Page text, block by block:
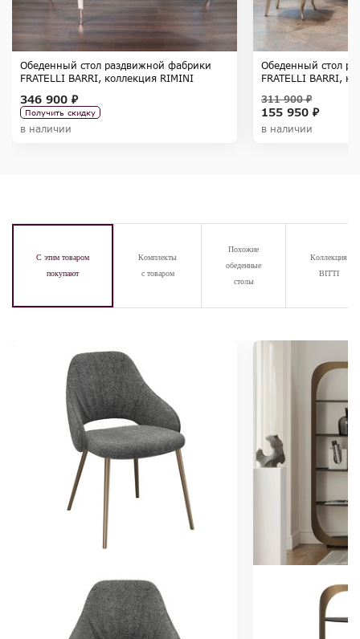
Обеденный стол раздвижной фабрики
FRATELLI BARRI, коллекция RIMINI
346 900 ₽
Получить скидку
в наличии
Обеденный стол
FRATELLI BARRI,
155 950 ₽
311 900 ₽
в наличии
С этим товаром
покупают
Комплекты
с товаром
Похожие
обеденные
столы
Коллекция
BITTI